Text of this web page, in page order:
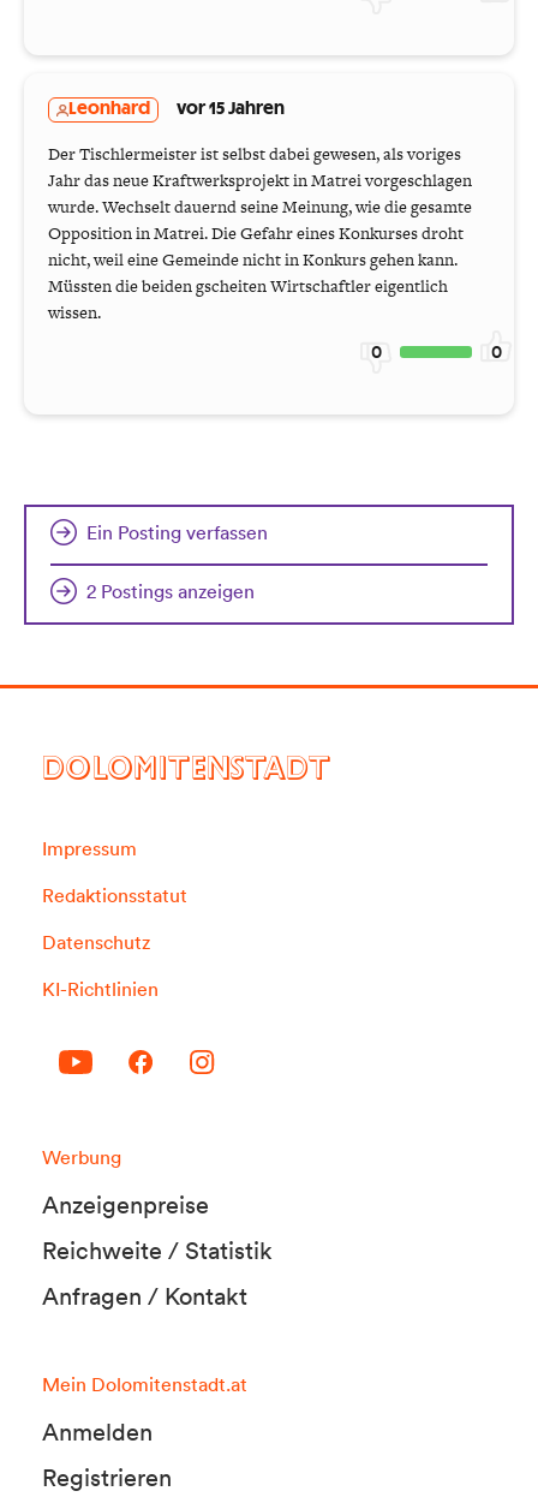
Leonhard vor 15 Jahren
Der Tischlermeister ist selbst dabei gewesen, als voriges
Jahr das neue Kraftwerksprojekt in Matrei vorgeschlagen
wurde. Wechselt dauernd seine Meinung, wie die gesamte
Opposition in Matrei. Die Gefahr eines Konkurses droht
nicht, weil eine Gemeinde nicht in Konkurs gehen kann.
Müssten die beiden gscheiten Wirtschaftler eigentlich
wissen.
0 0
Ein Posting verfassen
2 Postings anzeigen
DOLOMITENSTADT
Impressum
Redaktionsstatut
Datenschutz
KI-Richtlinien
Werbung
Anzeigenpreise
Reichweite / Statistik
Anfragen / Kontakt
Mein Dolomitenstadt.at
Anmelden
Registrieren